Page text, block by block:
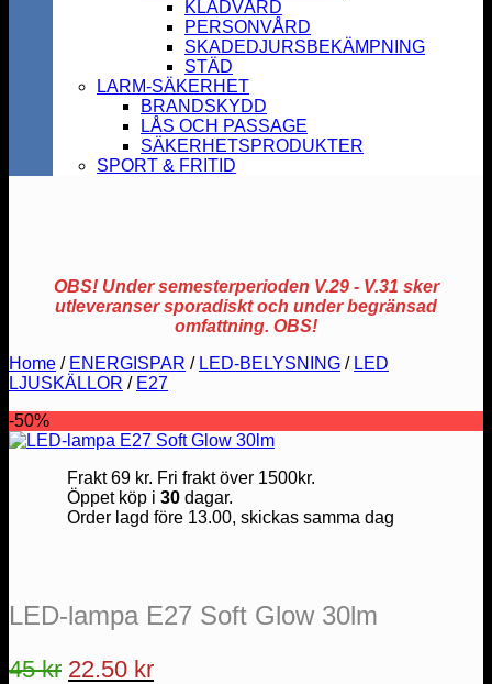
KLÄDVÅRD
PERSONVÅRD
SKADEDJURSBEKÄMPNING
STÄD
LARM-SÄKERHET
BRANDSKYDD
LÅS OCH PASSAGE
SÄKERHETSPRODUKTER
SPORT & FRITID
OBS! Under semesterperioden V.29 - V.31 sker
utleveranser sporadiskt och under begränsad
omfattning. OBS!
Home / ENERGISPAR / LED-BELYSNING / LED
LJUSKÄLLOR / E27
-50%
Frakt 69 kr. Fri frakt över 1500kr.
Öppet köp i 30dagar.
Order lagd före 13.00, skickas samma dag
LED-lampa E27 Soft Glow 30lm
45kr Det
22.50 krDet